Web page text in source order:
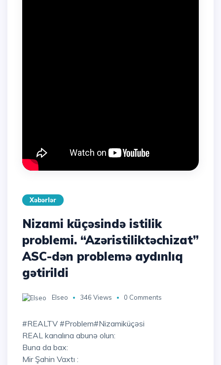
Xəbərlər
Nizami küçəsində istilik
problemi. “Azəristiliktəchizat”
ASC-dən problemə aydınlıq
gətirildi
Elseo 346 Views 0 Comments
#REALTV #Problem#Nizamiküçəsi
REAL kanalına abunə olun:
Buna da bax:
Mir Şahin Vaxtı :